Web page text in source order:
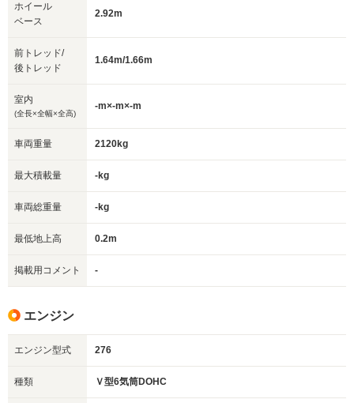
ホイール
ベース
2.92m
前トレッド/
後トレッド
1.64m/1.66m
室内
(全長×全幅×全高)
-m×-m×-m
車両重量 2120kg
最大積載量 -kg
車両総重量 -kg
最低地上高 0.2m
掲載用コメント -
エンジン
エンジン型式 276
種類 Ｖ型6気筒DOHC